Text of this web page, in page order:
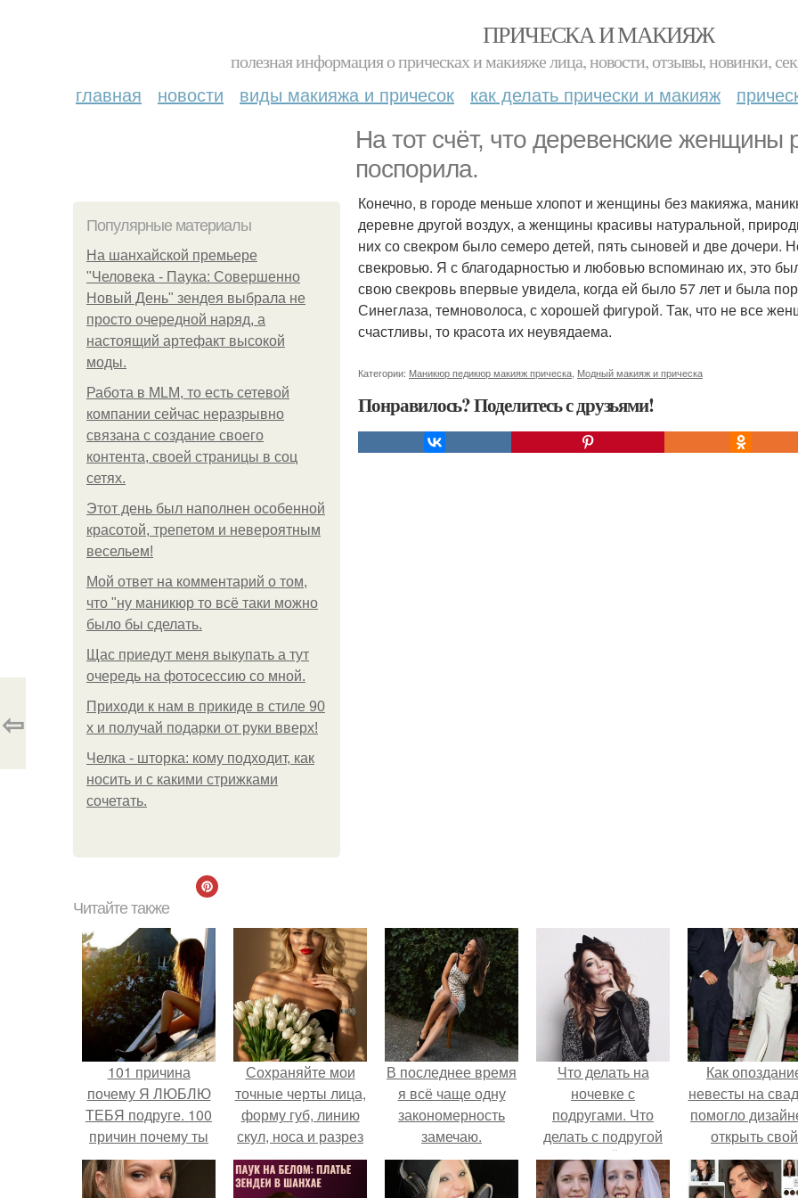
ПРИЧЕСКА И МАКИЯЖ
полезная информация о прическах и макияже лица, новости, отзывы, новинки,
главная новости виды макияжа и причесок как делать прически и макияж
На тот счёт, что деревенские женщины
поспорила.
Популярные материалы
На шанхайской премьере
"Человека - Паука: Совершенно
Новый День" зендея выбрала не
просто очередной наряд, а
настоящий артефакт высокой
моды.
Работа в MLM, то есть сетевой
компании сейчас неразрывно
связана с создание своего
контента, своей страницы в соц
сетях.
Этот день был наполнен особенной
красотой, трепетом и невероятным
весельем!
Мой ответ на комментарий о том,
что "ну маникюр то всё таки можно
было бы сделать.
Щас приедут меня выкупать а тут
очередь на фотосессию со мной.
Приходи к нам в прикиде в стиле 90
х и получай подарки от руки вверх!
Челка - шторка: кому подходит, как
носить и с какими стрижками
сочетать.
Конечно, в городе меньше хлопот и женщины без макияжа,
деревне другой воздух, а женщины красивы натуральной,
них со свекром было семеро детей, пять сыновей и две дочери.
свекровью. Я с благодарностью и любовью вспоминаю их, это
свою свекровь впервые увидела, когда ей было 57 лет и была
Синеглаза, темноволоса, с хорошей фигурой. Так, что не все
счастливы, то красота их неувядаема.
Категории: Маникюр педикюр макияж прическа Модный макияж и прическа
Понравилось? Поделитесь с друзьями!
⇦
Читайте также
101 причина
почему Я ЛЮБЛЮ
ТЕБЯ подруге. 100
причин почему ты
моя лучшая
подруга.
Сохраняйте мои
точные черты лица,
форму губ, линию
скул, носа и разрез
глаз.
В последнее время
я всё чаще одну
закономерность
замечаю.
Что делать на
ночевке с
подругами. Что
делать с подругой
на НОЧЁВКЕ
Как
невесты на
помогло
открыть свой
бренд.